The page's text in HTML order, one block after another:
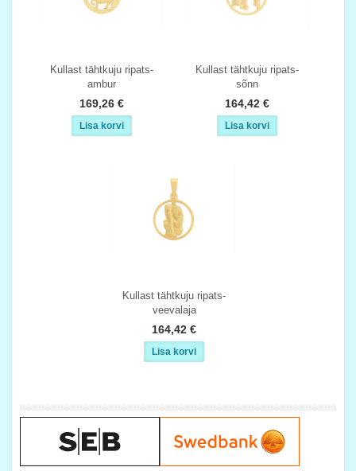
Kullast tähtkuju ripats-
ambur
169,26 €
Kullast tähtkuju ripats-
sõnn
164,42 €
Kullast tähtkuju ripats-
veevalaja
164,42 €